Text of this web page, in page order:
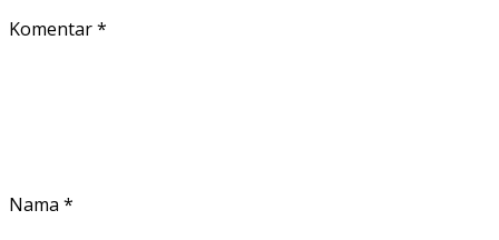
Komentar*
Nama *